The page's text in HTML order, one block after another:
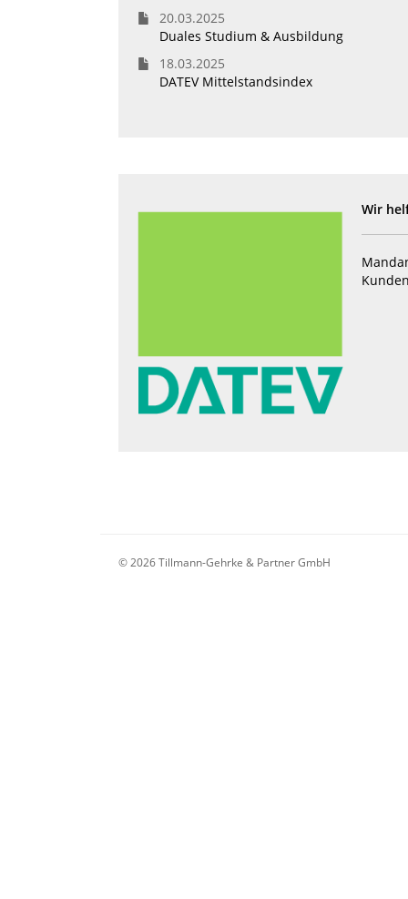
20.03.2025
Duales Studium & Ausbildung
18.03.2025
DATEV Mittelstandsindex
Wir
© 2026 Tillmann-Gehrke & Partner GmbH